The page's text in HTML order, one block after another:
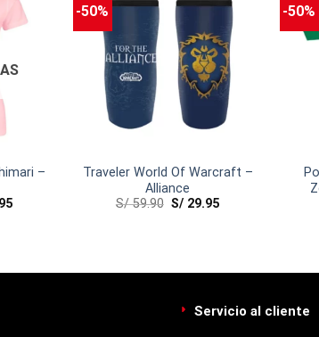
–
-50%
Traveler World Of Warcraft –
Alliance
S/59.90 S/ 29.95
-50%
Servicio al cliente